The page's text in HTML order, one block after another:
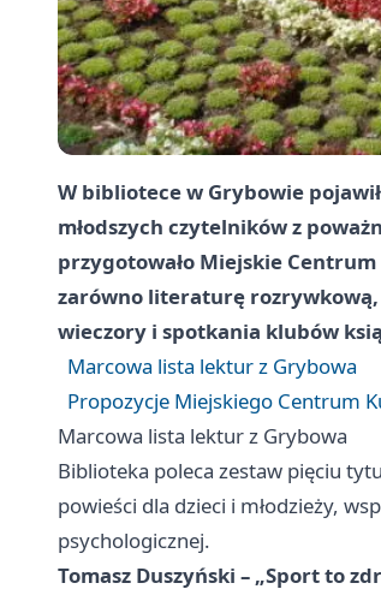
W bibliotece w Grybowie
młodszych czytelników z
przygotowało Miejskie
zarówno literaturę rozrywkową,
wieczory i spotkania klubów
Marcowa lista lektur z Grybowa
Propozycje Miejskiego Centrum
Marcowa lista lektur z Grybowa
Biblioteka poleca zestaw pięciu
powieści dla dzieci i młodzieży,
psychologicznej.
Tomasz Duszyński – „Sport to